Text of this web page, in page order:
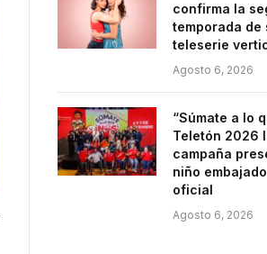
confirma la
temporada de
teleserie
Agosto 6, 2026
“Súmate a lo
Teletón 2026
campaña
niño
oficial
Agosto 6, 2026